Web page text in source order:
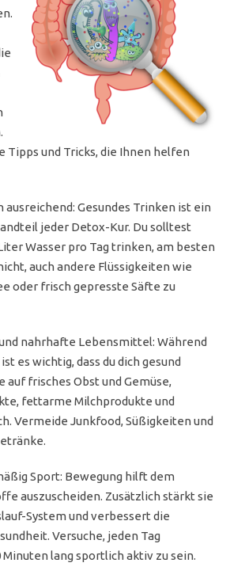
Tipps und Tricks, die Ihnen helfen
ausreichend: Gesundes Trinken ist ein
jeder Detox-Kur. Du solltest
Wasser pro Tag trinken, am besten
auch andere Flüssigkeiten wie
oder frisch gepresste Säfte zu
und nahrhafte Lebensmittel: Während
es wichtig, dass du dich gesund
auf frisches Obst und Gemüse,
fettarme Milchprodukte und
Vermeide Junkfood, Süßigkeiten und
Sport: Bewegung hilft dem
auszuscheiden. Zusätzlich stärkt sie
System und verbessert die
Versuche, jeden Tag
lang sportlich aktiv zu sein.